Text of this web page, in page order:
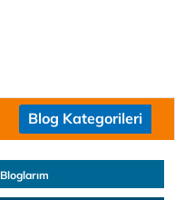
Blog Kategorileri
Bloglarım